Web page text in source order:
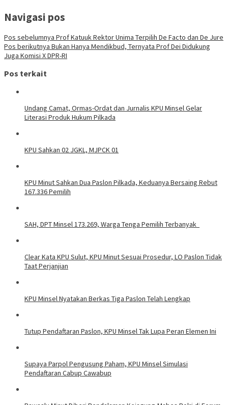
Navigasi pos
Pos sebelumnya Prof Katuuk Rektor Unima Terpilih De Facto dan De Jure
Pos berikutnya Bukan Hanya Mendikbud, Ternyata Prof Dei Didukung
Juga Komisi X DPR-RI
Pos terkait
Undang Camat, Ormas-Ordat dan Jurnalis KPU Minsel Gelar
Literasi Produk Hukum Pilkada
KPU Sahkan 02 JGKL, MJPCK 01
KPU Minut Sahkan Dua Paslon Pilkada, Keduanya Bersaing Rebut
167.336 Pemilih
SAH, DPT Minsel 173.269, Warga Tenga Pemilih Terbanyak
Clear Kata KPU Sulut, KPU Minut Sesuai Prosedur, LO Paslon Tidak
Taat Perjanjian
KPU Minsel Nyatakan Berkas Tiga Paslon Telah Lengkap
Tutup Pendaftaran Paslon, KPU Minsel Tak Lupa Peran Elemen Ini
Supaya Parpol Pengusung Paham, KPU Minsel Simulasi
Pendaftaran Cabup Cawabup